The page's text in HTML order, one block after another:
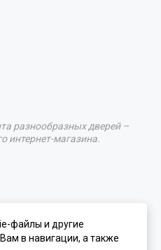
разнообразных дверей –
интернет-магазина.
файлы и другие
в навигации, а также